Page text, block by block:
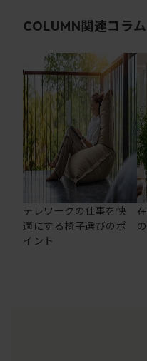
COLUMN関連コラム
テレワークの仕事を快
適にする椅子選びのポ
イント